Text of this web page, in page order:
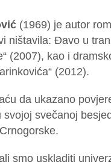
(1969) je autor
ništavila: Đavo u
(2007), kao i
(2012).
da ukazano
svojoj svečanoj
smo uskladiti